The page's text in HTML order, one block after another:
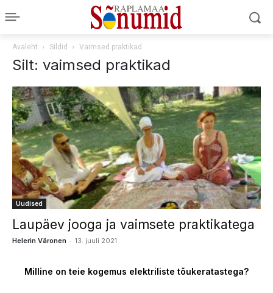
Avaleht Sildid Vaimsed praktikad
Silt: vaimsed praktikad
Uudised
Laupäev jooga ja vaimsete praktikatega
Helerin Väronen - 13. juuli 2021
Milline on teie kogemus elektriliste tõukeratastega?